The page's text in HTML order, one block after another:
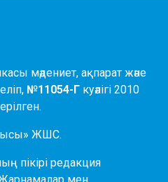
мәдениет, ақпарат және
№11054-Г куәлігі 2010
ЖШС.
пікірі редакция